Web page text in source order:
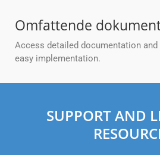
Omfattende
Access detailed documentation
easy implementation.
SUPPORT AND